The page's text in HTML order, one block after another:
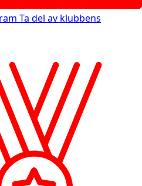
Ta del av klubbens